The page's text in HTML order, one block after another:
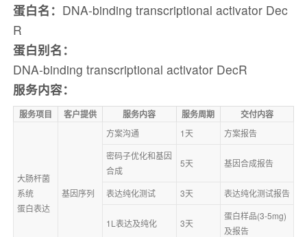
蛋白名： DNA-binding transcriptional activator Dec
R
蛋白别名：
DNA-binding transcriptional activator DecR
服务内容：
服务项目 客户提供 服务内容 服务周期 交付内容
大肠杆菌
系统
蛋白表达
基因序列
方案沟通 1天
方案报告
密码子优化和基因
合成
5天 基因合成报告
表达纯化测试 3天 表达纯化测试报告
1L表达及纯化 3天
蛋白样品(3-5mg)
及报告